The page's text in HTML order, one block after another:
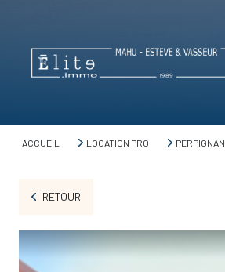
ACCUEIL LOCATION PRO PERPIGNAN
RETOUR